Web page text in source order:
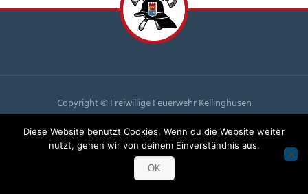
Copyright © Freiwillige Feuerwehr Kellinghusen
Dubrauchst uns, wir brauchendich!
Komm zu uns und mach mit!
Diese Website benutzt Cookies. Wenn du die Website weiter
nutzt, gehen wir von deinem Einverständnis aus.
OK